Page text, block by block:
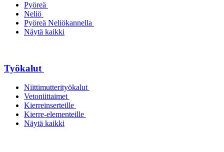
Pyöreä
Neliö
Pyöreä Neliökannella
Näytä kaikki
Työkalut
Niittimutterityökalut
Vetoniittaimet
Kierreinserteille
Kierre-elementeille
Näytä kaikki